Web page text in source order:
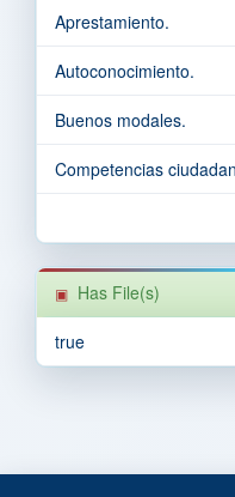
Aprestamiento.
Autoconocimiento.
Buenos modales.
Competencias
Has File(s)
true